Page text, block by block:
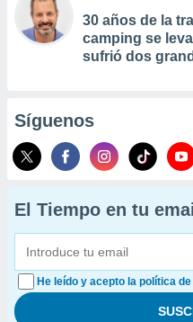
30 años de la
camping se
sufrió dos
Síguenos
El Tiempo en tu
He leído y acepto la política